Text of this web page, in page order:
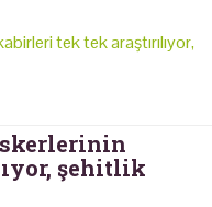
tek tek araştırılıyor,
şehitlik